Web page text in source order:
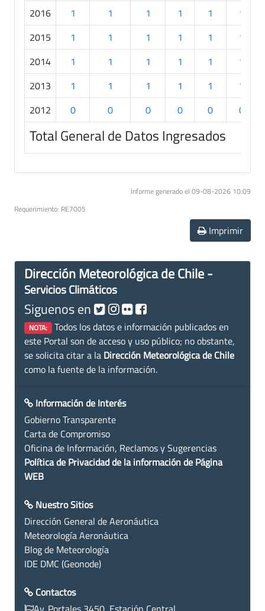
2016
1 1 1 1 1
1
2015
1 1 1 1 1
1
2014
1 1 1 1 1
1
2013
1 1 1 1 1
1
2012
0 0 0 0 0 0
Total General de Datos Ingresados
Informe generado el 09-08-2026 10:09
Requerimiento: RE7005
Imprimir
Dirección Meteorológica de Chile -
Servicios Climáticos
Siguenos en
NOTA: Todos los datos e información publicados en
este Portal son de acceso y uso público; no obstante,
se solicita citar a la Dirección Meteorológica de Chile
como la fuente de la información.
Información de Interés
Gobierno Transparente
Carta de Compromiso
Oficina de Información, Reclamos y Sugerencias
Política de Privacidad de la información de Página
WEB
Nuestro Sitios
Dirección General de Aeronáutica
Meteorología Aeronáutica
Blog de Meteorología
IDE DMC (Geonode)
Contactos